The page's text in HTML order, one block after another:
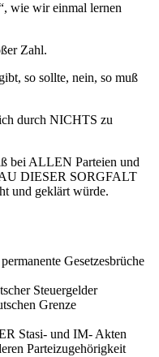
wie wir einmal lernen
Zahl.
so sollte, nein, so muß
durch NICHTS zu
bei ALLEN Parteien und
DIESER SORGFALT
und geklärt würde.
Gesetzesbrüche
Steuergelder
Grenze
Stasi- und IM- Akten
Parteizugehörigkeit